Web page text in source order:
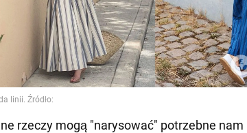
Video
rzeczy mogą "narysować" potrzebne nam